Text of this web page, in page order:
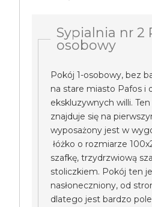
Sypialnia nr 2
osobowy
Pokój 1-osobowy, bez
na stare miasto Pafos i
ekskluzywnych willi.
znajduje się na
wyposażony jest w
łóżko o rozmiarze
szafkę, trzydrzwiową
stoliczkiem. Pokój ten
nasłoneczniony, od
dlatego jest bardzo